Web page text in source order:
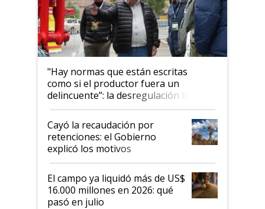
"Hay normas que están escritas
como si el productor fuera un
delincuente”: la desregulación llegó
al Congreso Aapresid y hasta se
habló del financiamiento al IPCVA
Cayó la recaudación por
retenciones: el Gobierno
explicó los motivos
El campo ya liquidó más de US$
16.000 millones en 2026: qué
pasó en julio